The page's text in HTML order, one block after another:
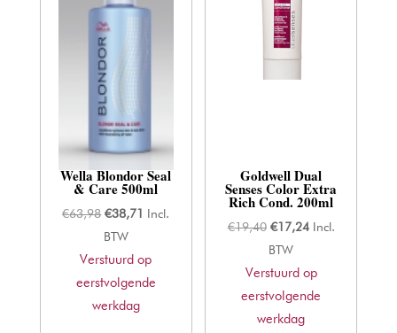
Wella Blondor Seal
& Care 500ml
€63,98 Oorspronkelijke
prijs
was:
€63,98.
€38,71 Huidige
is:
€38,71.
Incl.
BTW
Verstuurd op
eerstvolgende
werkdag
Goldwell Dual
Senses Color Extra
Rich Cond. 200ml
€19,40 Oorspronkelijke
prijs
was:
€19,40.
€17,24Huidige
is:
€17,24.
Incl.
BTW
Verstuurd op
eerstvolgende
werkdag